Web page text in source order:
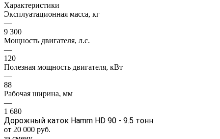
Характеристики
Эксплуатационная масса, кг
—
9 300
Мощность двигателя, л.с.
—
120
Полезная мощность двигателя, кВт
—
88
Рабочая ширина, мм
—
1 680
Дорожный каток Hamm HD 90 - 9.5 тонн
от 20 000 руб.